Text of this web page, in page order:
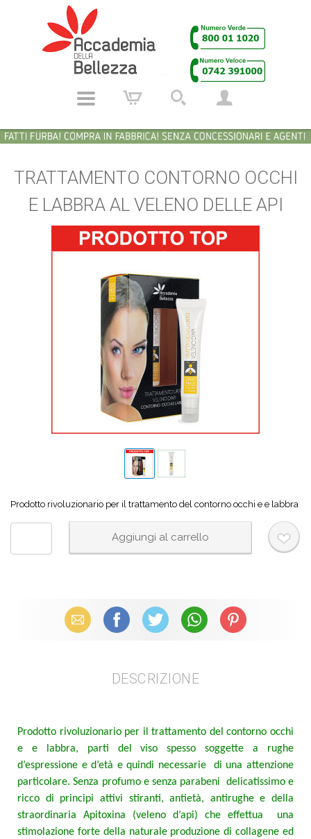
TRATTAMENTO CONTORNO OCCHI
E LABBRA AL VELENO DELLE API
Prodotto rivoluzionario per il trattamento del contorno occhi e e labbra
Email Facebook X (Twitter) WhatsAppPinterest
DESCRIZIONE
Prodotto rivoluzionario per il trattamento del contorno occhi
e e labbra, parti del viso spesso soggette a rughe
d’espressione e d’età e quindi necessarie
di una attenzione
particolare. Senza profumo e senza parabeni
delicatissimo e
ricco di principi attivi stiranti, antietà, antirughe e della
straordinaria Apitoxina (veleno d’api) che effettua
una
stimolazione forte della naturale produzione di collagene ed